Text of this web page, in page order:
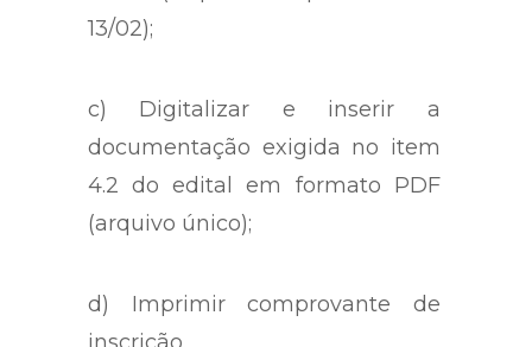
13/02);
c) Digitalizar e inserir a
documentação exigida no item
4.2 do edital em formato PDF
(arquivo único);
d) Imprimir comprovante de